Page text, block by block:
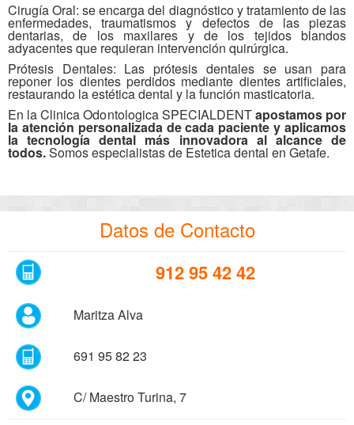
Cirugía Oral: se encarga del diagnóstico y tratamiento de las
enfermedades, traumatismos y defectos de las piezas
dentarias, de los maxilares y de los tejidos blandos
adyacentes que requieran intervención quirúrgica.
Prótesis Dentales: Las prótesis dentales se usan para
reponer los dientes perdidos mediante dientes artificiales,
restaurando la estética dental y la función masticatoria.
En la Clinica Odontologica SPECIALDENTapostamos por
la atención personalizada de cada paciente y aplicamos
la tecnología dental más innovadora al alcance de
todos.Somos especialistas de Estetica dental en Getafe.
Datos de Contacto
912 95 42 42
Maritza Alva
691 95 82 23
C/ Maestro Turina, 7